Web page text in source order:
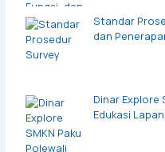
Standar
dan
Dinar Explore
Edukasi